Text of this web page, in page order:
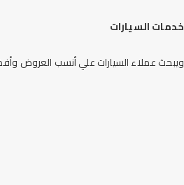
خدمات السيارات
ويبحث عملاء السيارات علي أنسب العروض